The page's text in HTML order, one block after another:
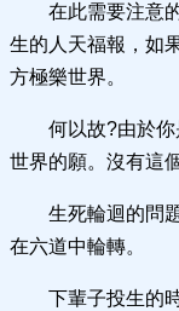
在此需要注意
生的人天福報，如
方極樂世界。
何以故?由於
世界的願。沒有這
生死輪迴的問
在六道中輪轉。
下輩子投生的